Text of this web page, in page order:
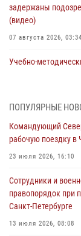
задержаны
(видео)
07 августа 2026, 03:34
Учебно-
07 августа 2026,
Генерал-
организационно-
профессиональным
В Нижнем
семинар по
Росгвардии (видео)
ПОПУЛЯРНЫЕ
Командующий
рабочую поездку в
23 июля 2026, 16:10
Сотрудники и
правопорядок при
Санкт-Петербурге
13 июля 2026, 08:08